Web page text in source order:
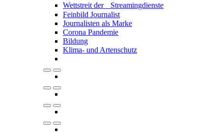
Wettstreit der Streamingdienste
Feinbild Journalist
Journalisten als Marke
Corona Pandemie
Bildung
Klima- und Artenschutz